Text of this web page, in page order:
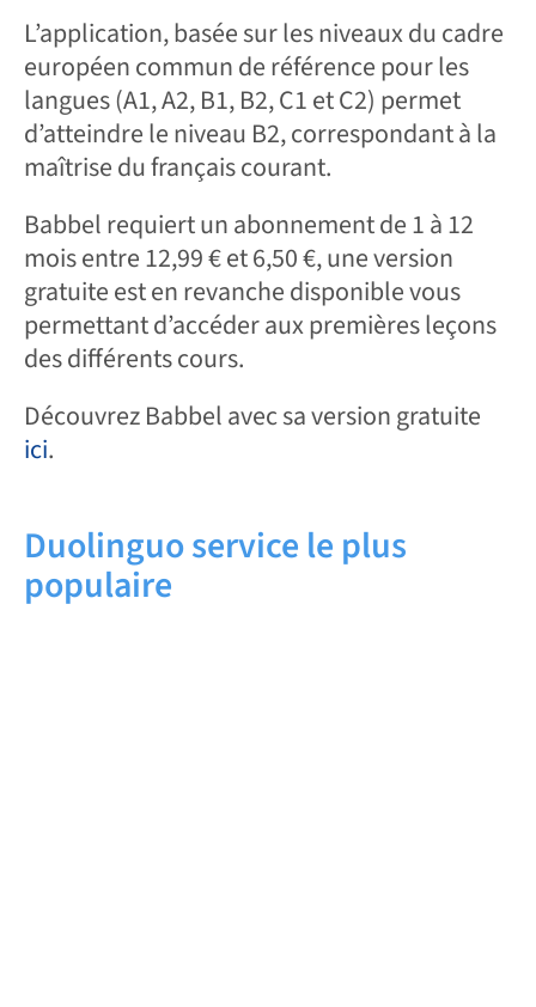
L’application, basée sur les niveaux du cadre
européen commun de référence pour les
langues (A1, A2, B1, B2, C1 et C2) permet
d’atteindre le niveau B2, correspondant à la
maîtrise du français courant.
Babbel requiert un abonnement de 1 à 12
mois entre 12,99 € et 6,50 €, une version
gratuite est en revanche disponible vous
permettant d’accéder aux premières leçons
des différents cours.
Découvrez Babbel avec sa version gratuite
ici.
Duolinguo service le plus
populaire